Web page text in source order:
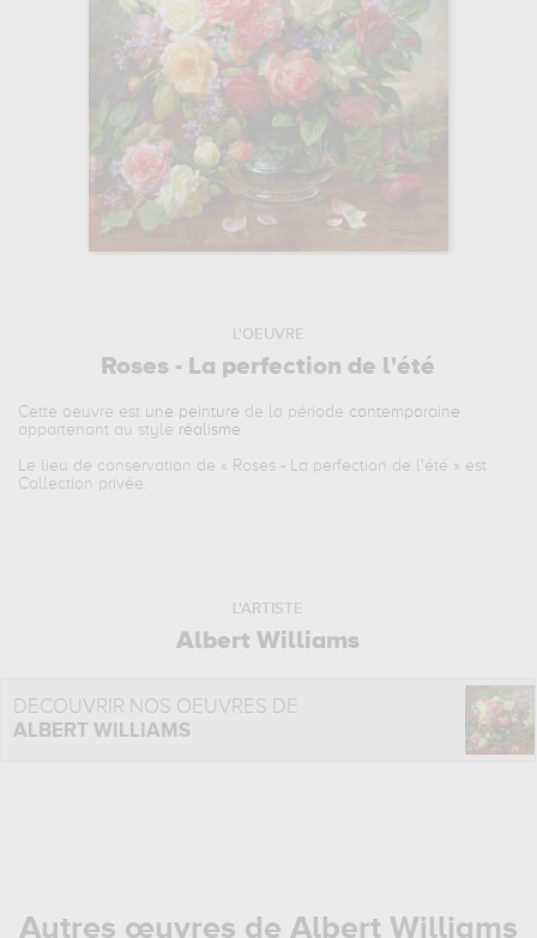
L'OEUVRE
Roses - La perfection de l'été
Cette oeuvre est une peinture de la période contemporaine
appartenant au style réalisme.
Le lieu de conservation de « Roses - La perfection de l'été » est
Collection privée.
L'ARTISTE
Albert Williams
DÉCOUVRIR NOS OEUVRES DE
ALBERT WILLIAMS
Autres œuvres de Albert Williams